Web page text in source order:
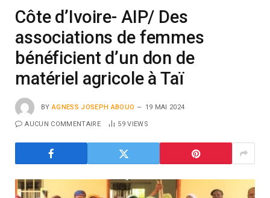
Côte d’Ivoire- AIP/ Des
associations de femmes
bénéficient d’un don de
matériel agricole à Taï
BY AGNESS JOSEPH ABOUO 19 MAI 2024
AUCUN COMMENTAIRE 59VIEWS